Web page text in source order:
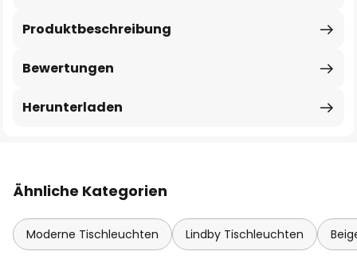
Produktbeschreibung
Bewertungen
Herunterladen
Ähnliche Kategorien
Moderne Tischleuchten Lindby Tischleuchten